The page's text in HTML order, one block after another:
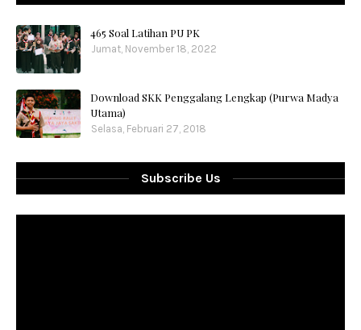
465 Soal Latihan PU PK
Jumat, November 18, 2022
Download SKK Penggalang Lengkap (Purwa Madya
Utama)
Selasa, Februari 27, 2018
Subscribe Us